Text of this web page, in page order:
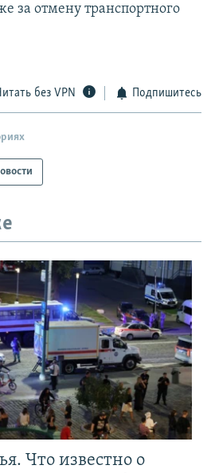
за отмену транспортного
без VPN Подпишитесь
Что известно о